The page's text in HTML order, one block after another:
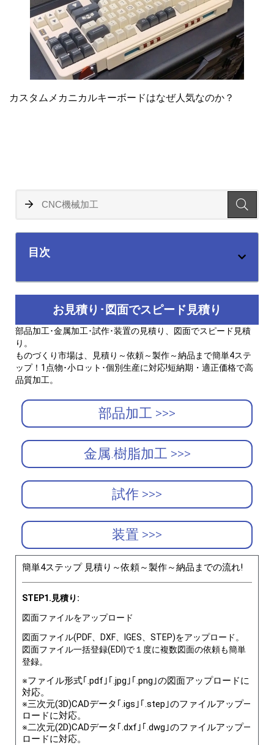
カスタムメカニカルキーボードはなぜ人気なのか？
目次
お見積り･図面でスピード見積り
部品加工･金属加工･試作･装置の見積り、図面でスピード見積
り。
ものづくり市場は、見積り～依頼～製作～納品まで簡単4ステ
ップ！1点物･小ロット･個別生産に対応!短納期・適正価格で高
品質加工。
部品加工 >>>
金属.樹脂加工 >>>
試作 >>>
装置 >>>
簡単4ステップ 見積り～依頼～製作～納品までの流れ!
STEP1.見積り:
図面ファイルをアップロード
図面ファイル(PDF、DXF、IGES、STEP)をアップロード。
図面ファイル一括登録(EDI)で１度に複数図面の依頼も簡単
登録。
※ファイル形式｢.pdf｣｢.jpg｣｢.png｣の図面アップロードに
対応。
※三次元(3D)CADデータ｢.igs｣｢.step｣のファイルアップ―
ロードに対応。
※二次元(2D)CADデータ｢.dxf｣｢.dwg｣のファイルアップ―
ロードに対応。